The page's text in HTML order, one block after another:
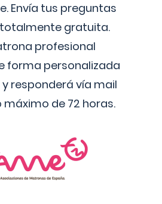
Envía tus preguntas
gratuita.
profesional
forma personalizada
responderá vía mail
máximo de 72 horas.